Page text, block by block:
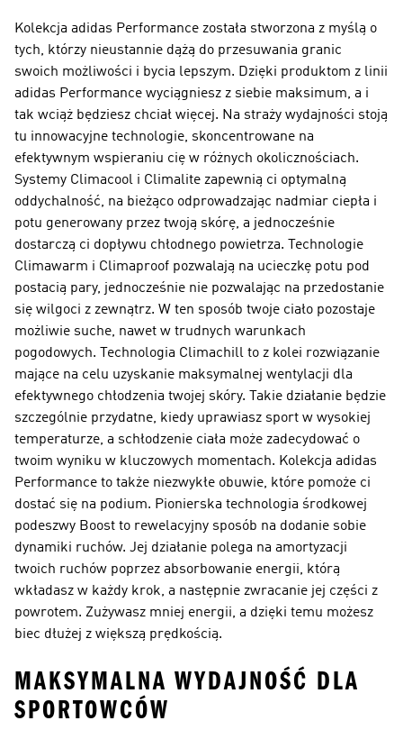
Kolekcja adidas Performance została stworzona z myślą o
tych, którzy nieustannie dążą do przesuwania granic
swoich możliwości i bycia lepszym. Dzięki produktom z linii
adidas Performance wyciągniesz z siebie maksimum, a i
tak wciąż będziesz chciał więcej. Na straży wydajności stoją
tu innowacyjne technologie, skoncentrowane na
efektywnym wspieraniu cię w różnych okolicznościach.
Systemy Climacool i Climalite zapewnią ci optymalną
oddychalność, na bieżąco odprowadzając nadmiar ciepła i
potu generowany przez twoją skórę, a jednocześnie
dostarczą ci dopływu chłodnego powietrza. Technologie
Climawarm i Climaproof pozwalają na ucieczkę potu pod
postacią pary, jednocześnie nie pozwalając na przedostanie
się wilgoci z zewnątrz. W ten sposób twoje ciało pozostaje
możliwie suche, nawet w trudnych warunkach
pogodowych. Technologia Climachill to z kolei rozwiązanie
mające na celu uzyskanie maksymalnej wentylacji dla
efektywnego chłodzenia twojej skóry. Takie działanie będzie
szczególnie przydatne, kiedy uprawiasz sport w wysokiej
temperaturze, a schłodzenie ciała może zadecydować o
twoim wyniku w kluczowych momentach. Kolekcja adidas
Performance to także niezwykłe obuwie, które pomoże ci
dostać się na podium. Pionierska technologia środkowej
podeszwy Boost to rewelacyjny sposób na dodanie sobie
dynamiki ruchów. Jej działanie polega na amortyzacji
twoich ruchów poprzez absorbowanie energii, którą
wkładasz w każdy krok, a następnie zwracanie jej części z
powrotem. Zużywasz mniej energii, a dzięki temu możesz
biec dłużej z większą prędkością.
MAKSYMALNA WYDAJNOŚĆ DLA
SPORTOWCÓW